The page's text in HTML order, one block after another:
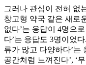
그러나 관심이 전혀 없
창고형 약국 같은 새로
없다’는 응답이 4명으
다’는 응답도 3명이었
류가 많고 다양하다’는
공간처럼 느껴진다’, ‘